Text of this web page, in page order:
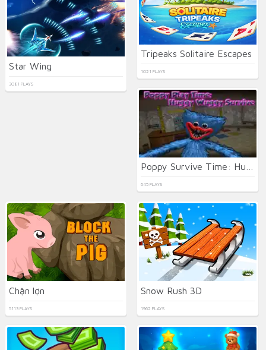
Star Wing
3081 PLAYS
Tripeaks Solitaire Escapes
1021 PLAYS
645 PLAYS
Chặn lợn
5113 PLAYS
Snow Rush 3D
1962 PLAYS